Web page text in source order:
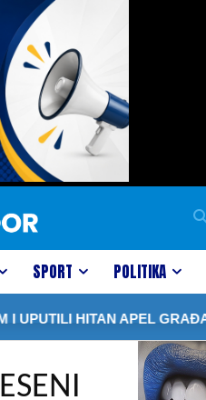
SPORT POLITIKA
HITAN APEL GRAĐANIMA